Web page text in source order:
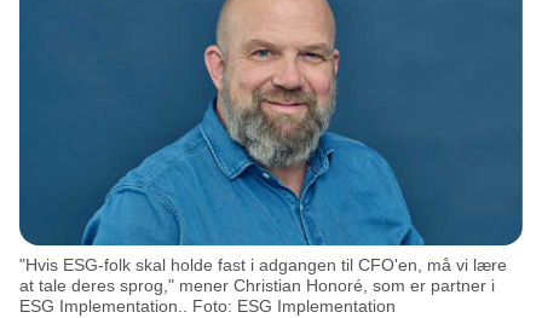
"Hvis ESG-folk skal holde fast i adgangen til CFO'en, må vi lære
at tale deres sprog," mener Christian Honoré, som er partner i
ESG Implementation.. Foto: ESG Implementation